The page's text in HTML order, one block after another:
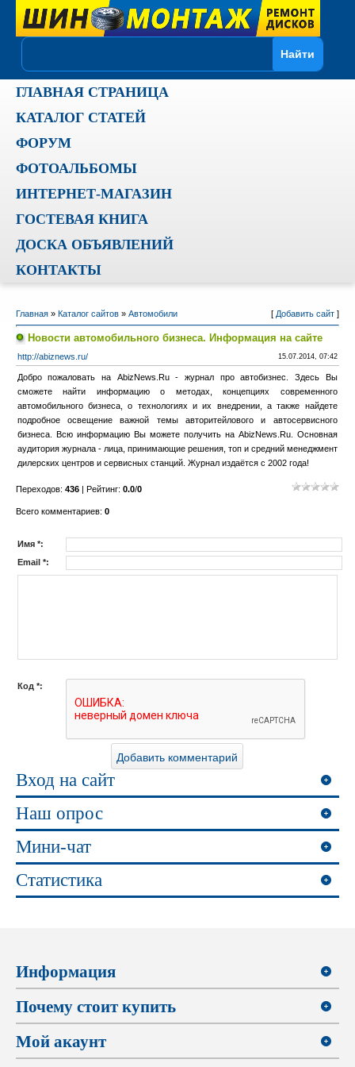
ГЛАВНАЯ СТРАНИЦА
КАТАЛОГ СТАТЕЙ
ФОРУМ
ФОТОАЛЬБОМЫ
ИНТЕРНЕТ-МАГАЗИН
ГОСТЕВАЯ КНИГА
ДОСКА ОБЪЯВЛЕНИЙ
КОНТАКТЫ
Главная» Каталог сайтов» Автомобили [ Добавить сайт]
Новости автомобильного бизнеса. Информация на сайте
http://abiznews.ru/ 15.07.2014, 07:42
Добро пожаловать на AbizNews.Ru - журнал про автобизнес. Здесь Вы
сможете найти информацию о методах, концепциях современного
автомобильного бизнеса, о технологиях и их внедрении, а также найдете
подробное освещение важной темы авторитейлового и автосервисного
бизнеса. Всю информацию Вы можете получить на AbizNews.Ru. Основная
аудитория журнала - лица, принимающие решения, топ и средний менеджмент
дилерских центров и сервисных станций. Журнал издаётся с 2002 года!
Переходов: 436| Рейтинг: 0.0/0
Всего комментариев: 0
Имя *:
Email *:
Код *:
Вход на сайт
Наш опрос
Мини-чат
Статистика
Информация
Почему стоит купить
Мой акаунт